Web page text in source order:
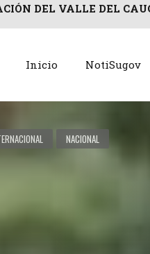
DEL VALLE DEL
Inicio NotiSugov
NACIONAL